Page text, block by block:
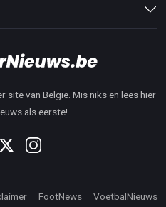
van Belgie. Mis niks en lees hier
als eerste!
FootNews VoetbalNieuws